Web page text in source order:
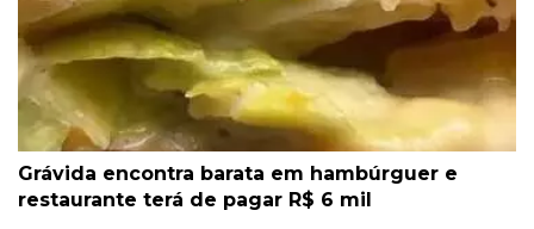
Grávida encontra barata em hambúrguer e
restaurante terá de pagar R$ 6 mil